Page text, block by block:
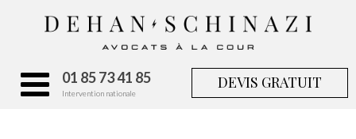
01 85 73 41 85
Intervention nationale
DEVIS GRATUIT